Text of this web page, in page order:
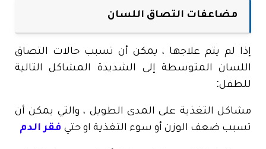
مضاعفات التصاق اللسان
إذا لم يتم علاجها ، يمكن أن تسبب حالات التصاق
اللسان المتوسطة إلى الشديدة المشاكل التالية
للطفل:
مشاكل التغذية على المدى الطويل ، والتي يمكن أن
تسبب ضعف الوزن أو سوء التغذية او حتي فقر الدم